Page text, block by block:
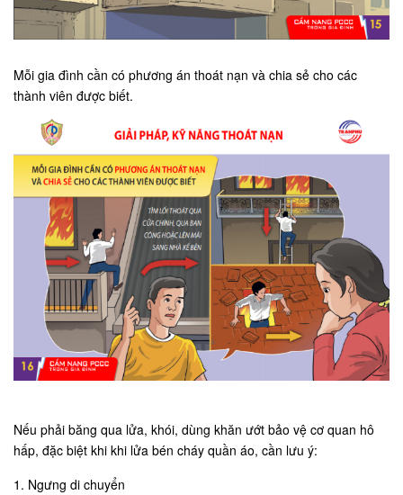
Mỗi gia đình cần có phương án thoát nạn và chia sẻ cho các
thành viên được biết.
Nếu phải băng qua lửa, khói, dùng khăn ướt bảo vệ cơ quan hô
hấp, đặc biệt khi khi lửa bén cháy quần áo, cần lưu ý:
1. Ngưng di chuyển